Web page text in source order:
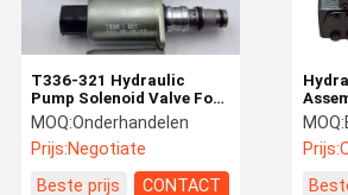
Hydraulische Brekerhamer
Graafwerktuig Engine Parts
Aanhangsels van graafmachines
And
MOQ:
Prijs:
T336-321 Hydraulic
Pump Solenoid Valve For
SANY SY125 SY215
SY335 Excavators
MOQ:Onderhandelen
Prijs:Negotiate
Beste prijs
CONTACT